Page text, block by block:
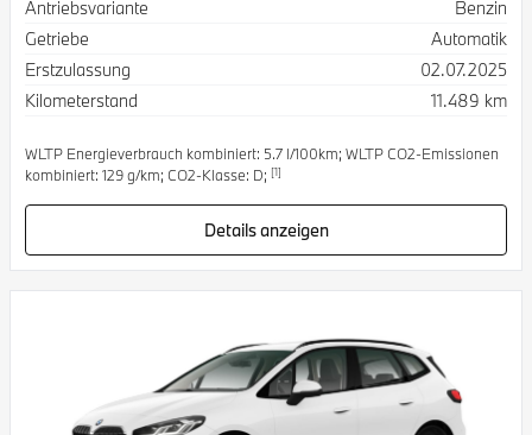
Antriebsvariante
Benzin
Getriebe
Automatik
Erstzulassung
02.07.2025
Kilometerstand
11.489 km
WLTP Energieverbrauch kombiniert: 5.7 l/100km; WLTP CO2-Emissionen
kombiniert: 129 g/km; CO2-Klasse: D; [1]
Details anzeigen